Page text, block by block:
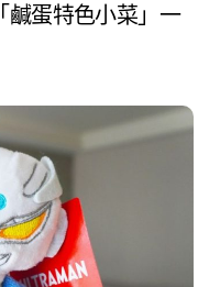
鹹蛋特色小菜」一